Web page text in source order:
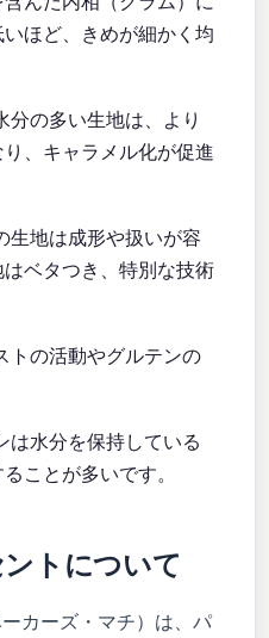
ほど、きめが細かく均
分の多い生地は、より
、キャラメル化が促進
生地は成形や扱いが容
ベタつき、特別な技術
トの活動やグルテンの
は水分を保持している
ことが多いです。
トについて
カーズ・マチ）は、パ